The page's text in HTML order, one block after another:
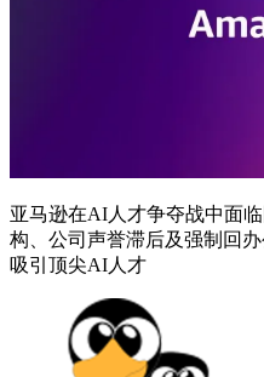
亚马逊在AI人才争夺战中面
构、公司声誉滞后及强制回
吸引顶尖AI人才